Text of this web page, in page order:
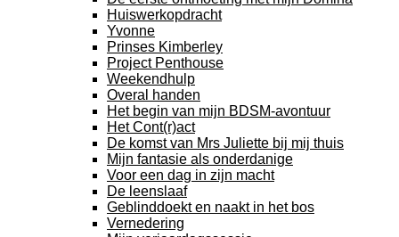
Huiswerkopdracht
Yvonne
Prinses Kimberley
Project Penthouse
Weekendhulp
Overal handen
Het begin van mijn BDSM-avontuur
Het Cont(r)act
De komst van Mrs Juliette bij mij thuis
Mijn fantasie als onderdanige
Voor een dag in zijn macht
De leenslaaf
Geblinddoekt en naakt in het bos
Vernedering